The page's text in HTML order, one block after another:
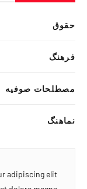
حقوق
فرهنگ
مصطلحات صوفیه
نماهنگ
adipiscing elit